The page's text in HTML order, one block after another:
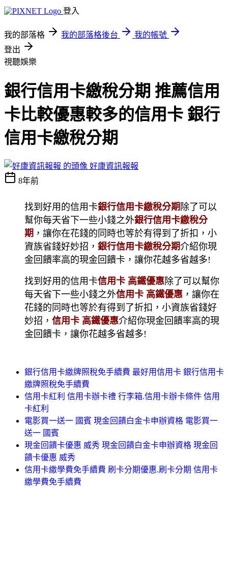
登入
我的部落格 我的部落格後台
我的帳號
登出
視聽娛樂
銀行信用卡繳稅分期 推薦信用
卡比較優惠較多的信用卡 銀行
信用卡繳稅分期
好康資訊報報
8年前
找到好用的信用卡銀行信用卡繳稅分期 除了可以
幫你每天省下一些小錢之外銀行信用卡繳稅分
期 ，讓你在花錢的同時也等於有得到了折扣，小
資族省錢好妙招， 銀行信用卡繳稅分期介紹你現
金回饋率高的現金回饋卡，讓你花越多省越多!
找到好用的信用卡信用卡 高鐵優惠除了可以幫你
每天省下一些小錢之外信用卡 高鐵優惠 ，讓你在
花錢的同時也等於有得到了折扣，小資族省錢好
妙招， 信用卡 高鐵優惠介紹你現金回饋率高的現
金回饋卡，讓你花越多省越多!
銀行信用卡繳牌照稅免手續費 最好用信用卡 銀行信用卡
繳牌照稅免手續費
信用卡紅利 信用卡辦卡禮 行李箱.信用卡辦卡條件 信用
卡紅利
電影買一送一 國賓 現金回饋白金卡申辦資格 電影買一
送一 國賓
現金回饋卡優惠 威秀 現金回饋白金卡申辦資格 現金回
饋卡優惠 威秀
信用卡繳學費免手續費 刷卡分期優惠.刷卡分期 信用卡
繳學費免手續費